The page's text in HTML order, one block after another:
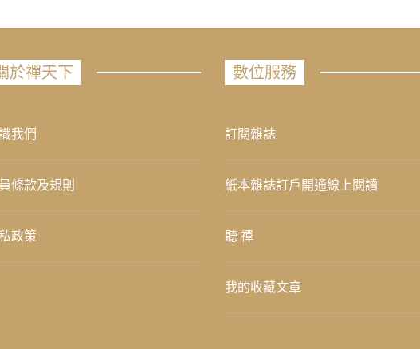
於禪天下
我們
條款及規則
政策
數位服務
訂閱雜誌
紙本雜誌訂戶開通線上閱讀
聽 禪
我的收藏文章